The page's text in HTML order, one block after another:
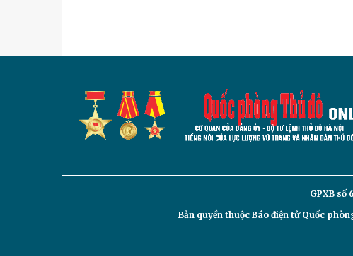
GPXB số
Bản quyền thuộc Báo điện tửQuốc